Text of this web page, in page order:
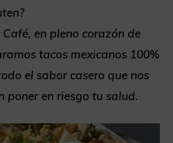
en pleno corazón de
tacos mexicanos 100%
el sabor casero que nos
poner en riesgo tu salud.